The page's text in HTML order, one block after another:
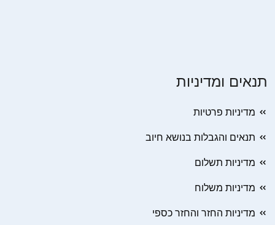
תנאים ומדיניות
מדיניות פרטיות
תנאים והגבלות בנושא חיוב
מדיניות תשלום
מדיניות משלוח
מדיניות החזר והחזר כספי